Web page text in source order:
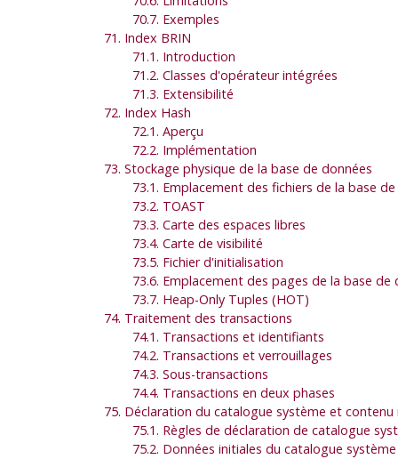
70.7. Exemples
71. Index BRIN
71.1. Introduction
71.2. Classes d'opérateur intégrées
71.3. Extensibilité
72. Index Hash
72.1. Aperçu
72.2. Implémentation
73. Stockage physique de la base de données
73.1. Emplacement des fichiers de la base
73.2. TOAST
73.3. Carte des espaces libres
73.4. Carte de visibilité
73.5. Fichier d'initialisation
73.6. Emplacement des pages de la base de
73.7. Heap-Only Tuples (HOT)
74. Traitement des transactions
74.1. Transactions et identifiants
74.2. Transactions et verrouillages
74.3. Sous-transactions
74.4. Transactions en deux phases
75. Déclaration du catalogue système et contenu
75.1. Règles de déclaration de catalogue
75.2. Données initiales du catalogue système